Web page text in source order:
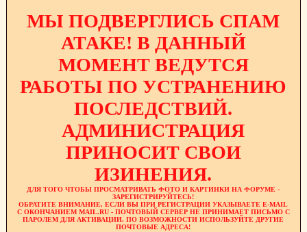
МЫ ПОДВЕРГЛИСЬ СПАМ
АТАКЕ! В ДАННЫЙ
МОМЕНТ ВЕДУТСЯ
РАБОТЫ ПО УСТРАНЕНИЮ
ПОСЛЕДСТВИЙ.
АДМИНИСТРАЦИЯ
ПРИНОСИТ СВОИ
ИЗИНЕНИЯ.
ДЛЯ ТОГО ЧТОБЫ ПРОСМАТРИВАТЬ ФОТО И КАРТИНКИ НА ФОРУМЕ -
ЗАРЕГИСТРИРУЙТЕСЬ!
ОБРАТИТЕ ВНИМАНИЕ, ЕСЛИ ВЫ ПРИ РЕГИСТРАЦИИ УКАЗЫВАЕТЕ E-MAIL
С ОКОНЧАНИЕМ MAIL.RU - ПОЧТОВЫЙ СЕРВЕР НЕ ПРИНИМАЕТ ПИСЬМО С
ПАРОЛЕМ ДЛЯ АКТИВАЦИИ. ПО ВОЗМОЖНОСТИ ИСПОЛЬЗУЙТЕ ДРУГИЕ
ПОЧТОВЫЕ АДРЕСА!